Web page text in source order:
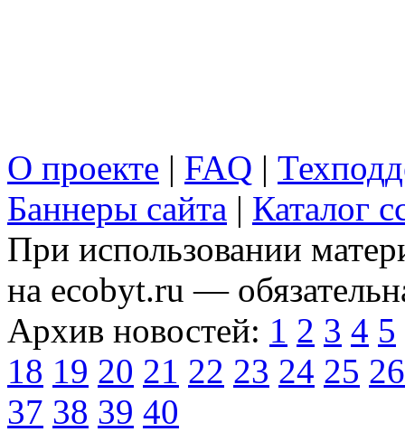
О проекте | FAQ |
Баннеры сайта | Каталог
При использовании
на ecobyt.ru —
Архив новостей: 1 2 3 4 5
18 19 20 21 22 23 24 25 26
37 38 39 40